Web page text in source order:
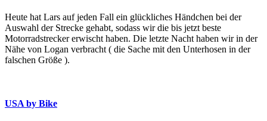
Heute hat Lars auf jeden Fall ein glückliches Händchen bei der
Auswahl der Strecke gehabt, sodass wir die bis jetzt beste
Motorradstrecker erwischt haben. Die letzte Nacht haben wir in der
Nähe von Logan verbracht ( die Sache mit den Unterhosen in der
falschen Größe ).
USA by Bike